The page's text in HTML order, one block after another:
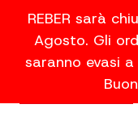
REBER sarà
Agosto. Gli
saranno evasi